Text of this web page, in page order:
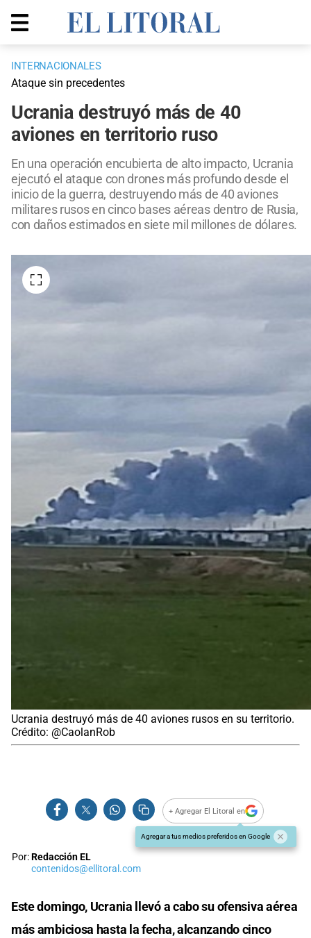
INTERNACIONALES
Ataque sin precedentes
Ucrania destruyó más de 40
aviones en territorio ruso
En una operación encubierta de alto impacto, Ucrania
ejecutó el ataque con drones más profundo desde el
inicio de la guerra, destruyendo más de 40 aviones
militares rusos en cinco bases aéreas dentro de Rusia,
con daños estimados en siete mil millones de dólares.
Ucrania destruyó más de 40 aviones rusos en su territorio.
Crédito: @CaolanRob
+ Agregar El Litoral en
Agregar a tus medios preferidos en Google
Por:Redacción EL
contenidos@ellitoral.com
Este domingo, Ucrania llevó a cabo su ofensiva aérea
más ambiciosa hasta la fecha, alcanzando cinco